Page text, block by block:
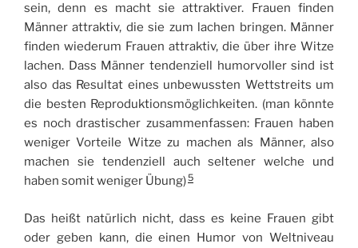
sein, denn es macht sie attraktiver. Frauen finden
Männer attraktiv, die sie zum lachen bringen. Männer
finden wiederum Frauen attraktiv, die über ihre Witze
lachen. Dass Männer tendenziell humorvoller sind ist
also das Resultat eines unbewussten Wettstreits um
die besten Reproduktionsmöglichkeiten. (man könnte
es noch drastischer zusammenfassen: Frauen haben
weniger Vorteile Witze zu machen als Männer, also
machen sie tendenziell auch seltener welche und
haben somit weniger Übung)5
Das heißt natürlich nicht, dass es keine Frauen gibt
oder geben kann, die einen Humor von Weltniveau